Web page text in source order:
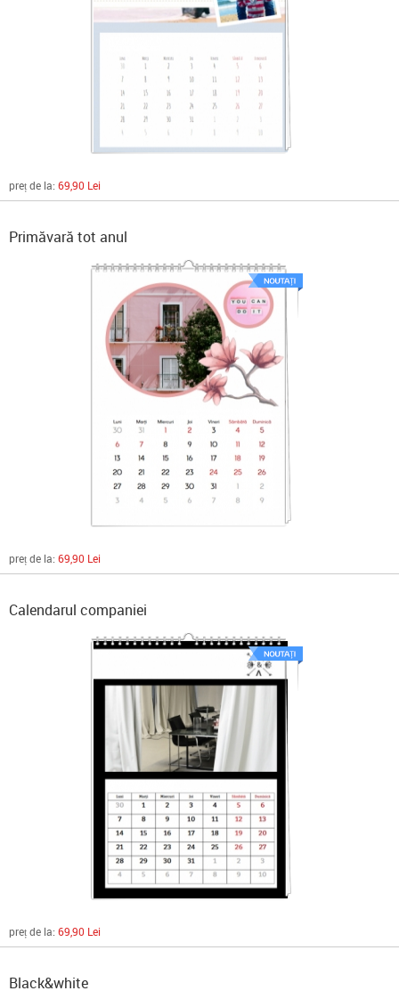
preț de la: 69,90 Lei
Primăvară tot anul
preț de la: 69,90 Lei
Calendarul companiei
preț de la: 69,90 Lei
Black&white